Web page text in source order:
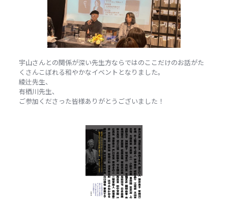
宇山さんとの関係が深い先生方ならではのここだけのお話がた
くさんこぼれる和やかなイベントとなりました。
綾辻先生、
有栖川先生、
ご参加くださった皆様ありがとうございました！